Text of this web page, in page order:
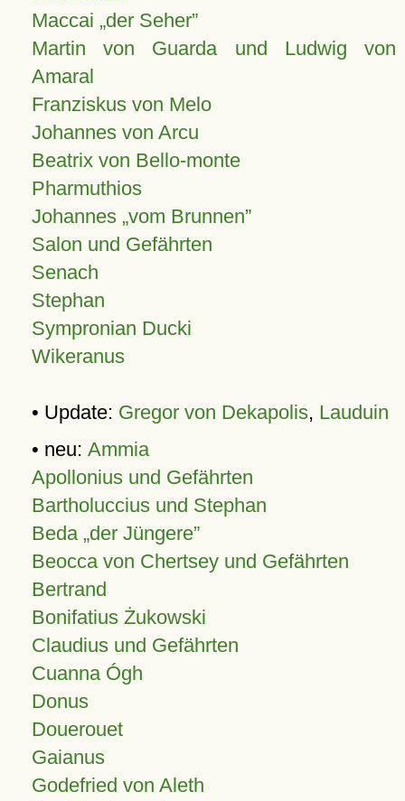
Maccai „der Seher”
Martin von Guarda und Ludwig von
Amaral
Franziskus von Melo
Johannes von Arcu
Beatrix von Bello-monte
Pharmuthios
Johannes vom Brunnen
Salon und Gefährten
Senach
Stephan
Sympronian Ducki
Wikeranus
• Update: Gregor von Dekapolis, Lauduin
• neu: Ammia
Apollonius und Gefährten
Bartholuccius und Stephan
Beda „der Jüngere”
Beocca von Chertsey und Gefährten
Bertrand
Bonifatius Żukowski
Claudius und Gefährten
Cuanna Ógh
Donus
Douerouet
Gaianus
Godefried von Aleth